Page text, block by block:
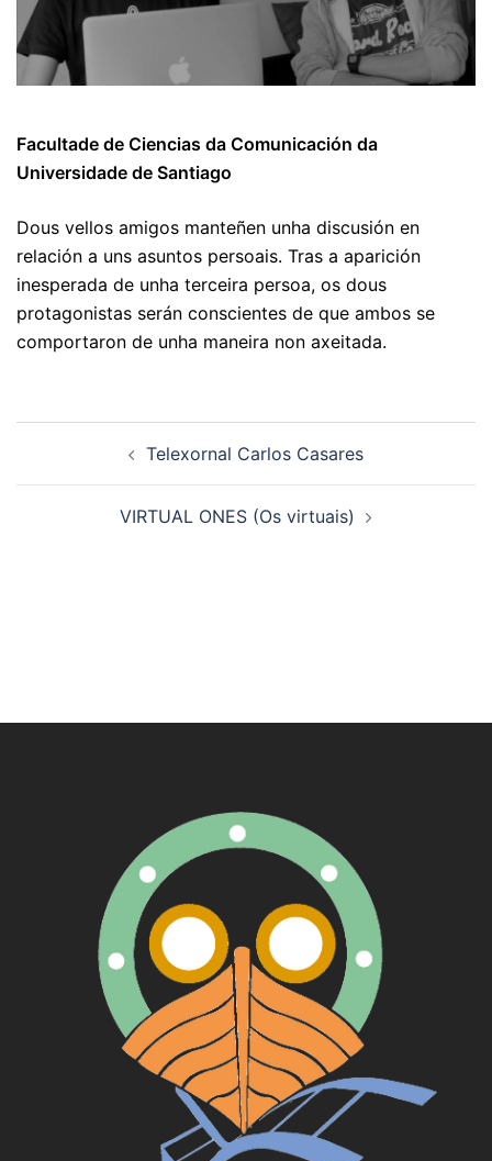
Facultade de Ciencias da Comunicación da
Universidade de Santiago
Dous vellos amigos manteñen unha discusión en
relación a uns asuntos persoais. Tras a aparición
inesperada de unha terceira persoa, os dous
protagonistas serán conscientes de que ambos se
comportaron de unha maneira non axeitada.
Telexornal Carlos Casares
VIRTUAL ONES (Os virtuais)